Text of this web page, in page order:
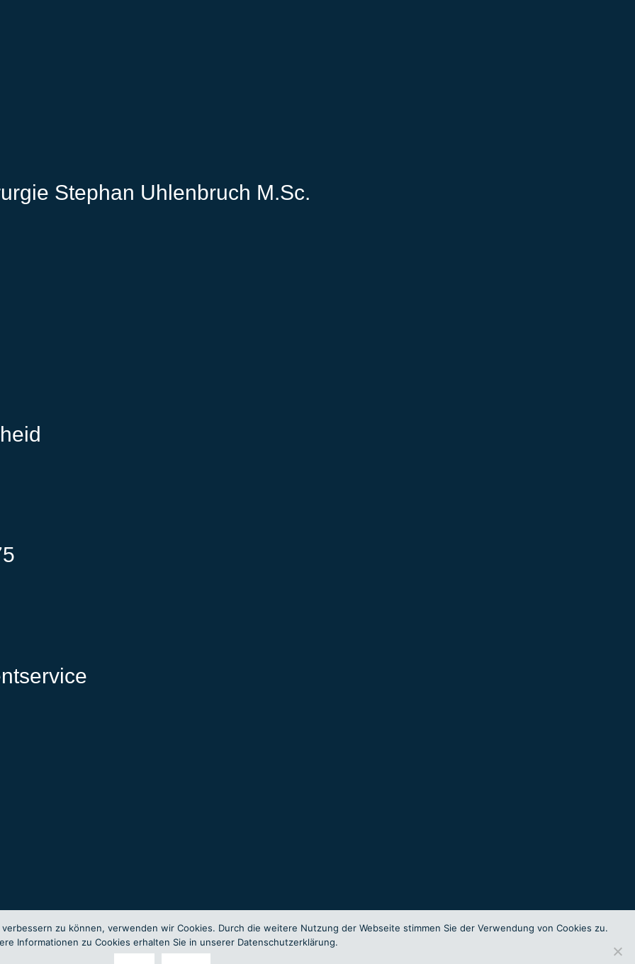
Stephan Uhlenbruch M.Sc.
zu können, verwenden wir Cookies. Durch die weitere Nutzung der Webseite stimmen Sie der Verwendung von Cookies zu.
Informationen zu Cookies erhalten Sie in unserer Datenschutzerklärung.